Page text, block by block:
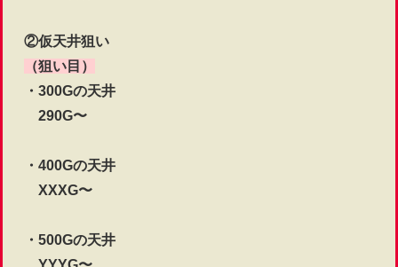
②仮天井狙い
（狙い目）
・300Gの天井
290G〜
・400Gの天井
XXXG〜
・500Gの天井